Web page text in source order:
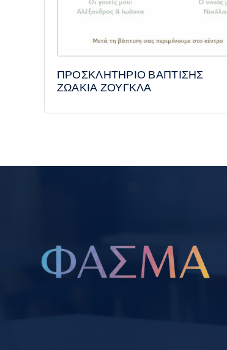
ΠΡΟΣΚΛΗΤΗΡΙΟ ΒΑΠΤΙΣΗΣ
ΖΩΑΚΙΑ ΖΟΥΓΚΛΑ